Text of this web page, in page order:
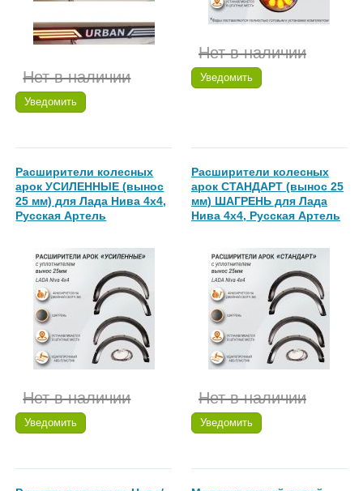
Нет в наличии
Уведомить
Нет в наличии
Уведомить
Расширители колесных
арок УСИЛЕННЫЕ (вынос
25 мм) для Лада Нива 4х4,
Русская Артель
Нет в наличии
Уведомить
Расширители колесных
арок СТАНДАРТ (вынос 25
мм) ШАГРЕНЬ для Лада
Нива 4х4, Русская Артель
Нет в наличии
Уведомить